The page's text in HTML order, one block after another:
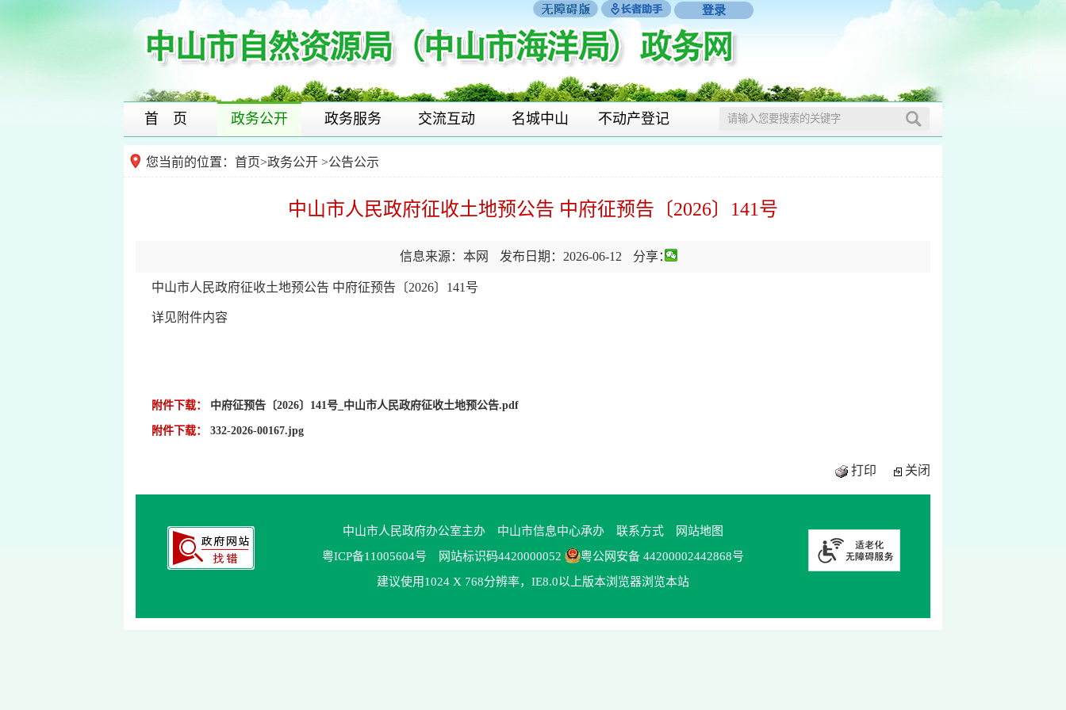
登录
首 页 政务公开 政务服务 交流互动 名城中山 不动产登记
您当前的位置： 首页>政务公开 >公告公示
中山市人民政府征收土地预公告 中府征预告〔2026〕141号
信息来源：本网 发布日期：2026-06-12 分享：
中山市人民政府征收土地预公告 中府征预告〔2026〕141号
详见附件内容
附件下载： 中府征预告〔2026〕141号_中山市人民政府征收土地预公告.pdf
附件下载： 332-2026-00167.jpg
打印 关闭
中山市人民政府办公室主办 中山市信息中心承办 联系方式
网站地图
粤ICP备11005604号 网站标识码4420000052
粤公网安备 44200002442868号
建议使用1024 X 768分辨率，IE8.0以上版本浏览器浏览本站